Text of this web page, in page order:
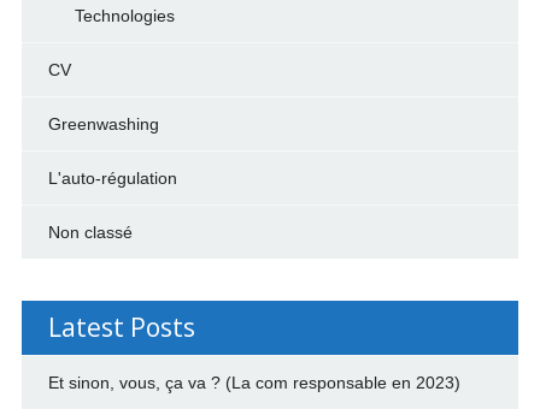
Technologies
CV
Greenwashing
L'auto-régulation
Non classé
Latest Posts
Et sinon, vous, ça va ? (La com responsable en 2023)